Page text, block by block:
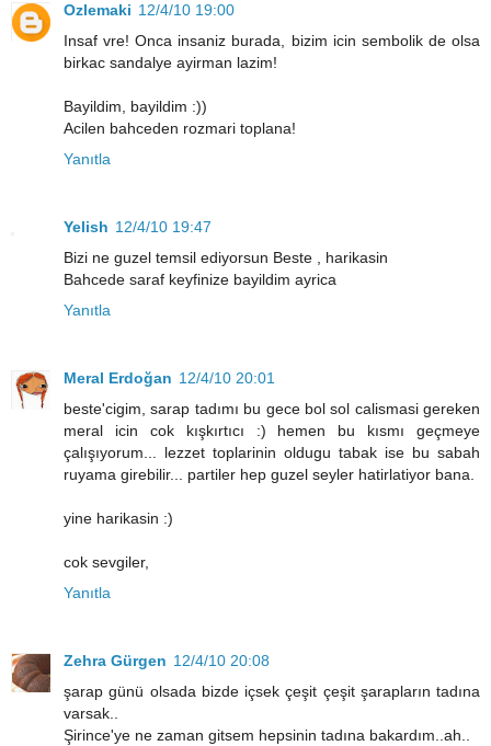
Ozlemaki 12/4/10 19:00
Insaf vre! Onca insaniz burada, bizim icin sembolik de olsa
birkac sandalye ayirman lazim!
Bayildim, bayildim :))
Acilen bahceden rozmari toplana!
Yanıtla
Yelish 12/4/10 19:47
Bizi ne guzel temsil ediyorsun Beste , harikasin
Bahcede saraf keyfinize bayildim ayrica
Yanıtla
Meral Erdoğan 12/4/10 20:01
beste'cigim, sarap tadımı bu gece bol sol calismasi gereken
meral icin cok kışkırtıcı :) hemen bu kısmı geçmeye
çalışıyorum... lezzet toplarinin oldugu tabak ise bu sabah
ruyama girebilir... partiler hep guzel seyler hatirlatiyor bana.
yine harikasin :)
cok sevgiler,
Yanıtla
Zehra Gürgen 12/4/10 20:08
şarap günü olsada bizde içsek çeşit çeşit şarapların tadına
varsak..
Şirince'ye ne zaman gitsem hepsinin tadına bakardım..ah..